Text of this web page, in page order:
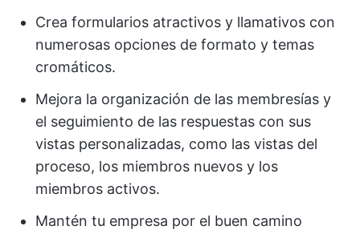
Crea formularios atractivos y llamativos con
numerosas opciones de formato y temas
cromáticos.
Mejora la organización de las membresías y
el seguimiento de las respuestas con sus
vistas personalizadas, como las vistas del
proceso, los miembros nuevos y los
miembros activos.
Mantén tu empresa por el buen camino